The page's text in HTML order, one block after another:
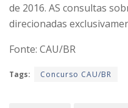
de 2016. AS consultas
direcionadas
Fonte: CAU/BR
Tags: Concurso CAU/BR